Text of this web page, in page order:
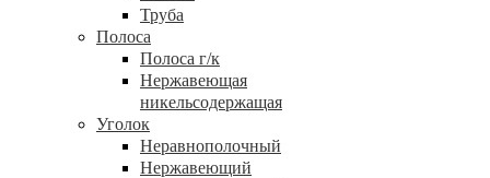
Труба
Полоса
Полоса г/к
Нержавеющая
никельсодержащая
Уголок
Неравнополочный
Нержавеющий